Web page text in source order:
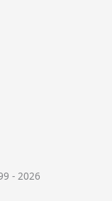
- 2026